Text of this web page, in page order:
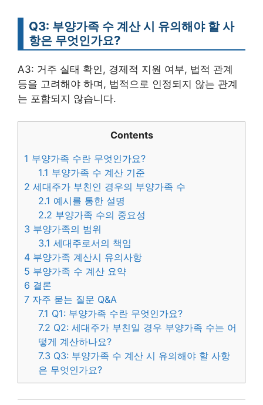
Q3: 부양가족 수 계산 시 유의해야 할 사
항은 무엇인가요?
A3: 거주 실태 확인, 경제적 지원 여부, 법적 관계
등을 고려해야 하며, 법적으로 인정되지 않는 관계
는 포함되지 않습니다.
Contents
1 부양가족 수란 무엇인가요?
1.1 부양가족 수 계산 기준
2 세대주가 부친인 경우의 부양가족 수
2.1 예시를 통한 설명
2.2 부양가족 수의 중요성
3 부양가족의 범위
3.1 세대주로서의 책임
4 부양가족 계산시 유의사항
5 부양가족 수 계산 요약
6 결론
7 자주 묻는 질문 Q&A
7.1 Q1: 부양가족 수란 무엇인가요?
7.2 Q2: 세대주가 부친일 경우 부양가족 수는 어
떻게 계산하나요?
7.3 Q3: 부양가족 수 계산 시 유의해야 할 사항
은 무엇인가요?